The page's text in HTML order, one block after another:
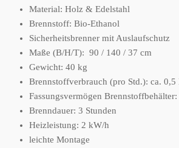
Material: Holz & Edelstahl
Brennstoff: Bio-Ethanol
Sicherheitsbrenner mit Auslaufschutz
Maße (B/H/T): 90 / 140 / 37 cm
Gewicht: 40 kg
Brennstoffverbrauch (pro Std.): ca. 0,5
Fassungsvermögen
Brenndauer: 3 Stunden
Heizleistung: 2 kW/h
leichte Montage